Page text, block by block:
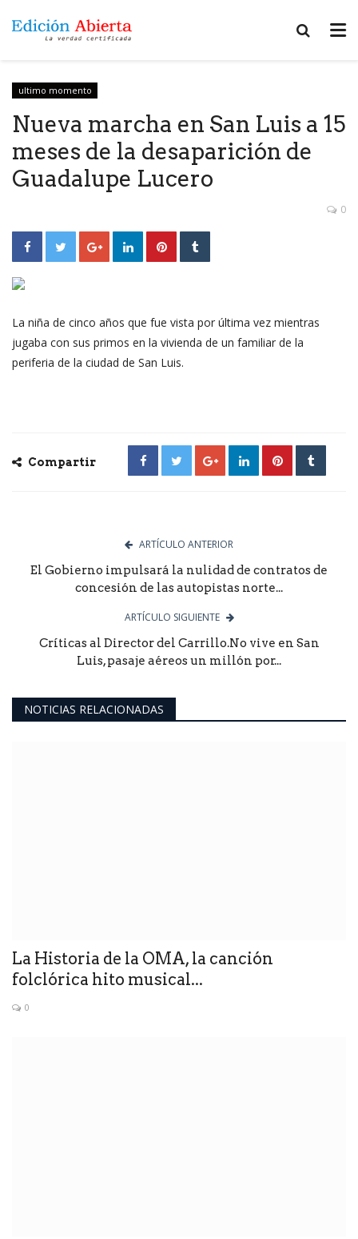
ultimo momento
Nueva marcha en San Luis a 15
meses de la desaparición de
Guadalupe Lucero
0
La niña de cinco años que fue vista por última vez mientras
jugaba con sus primos en la vivienda de un familiar de la
periferia de la ciudad de San Luis.
Compartir
ARTÍCULO ANTERIOR
El Gobierno impulsará la nulidad de contratos de
concesión de las autopistas norte...
ARTÍCULO SIGUIENTE
Críticas al Director del Carrillo.No vive en San
Luis, pasaje aéreos un millón por...
NOTICIAS RELACIONADAS
La Historia de la OMA, la canción
folclórica hito musical...
0